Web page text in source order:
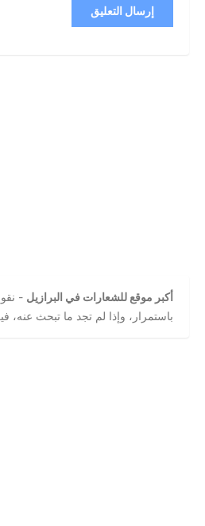
أكبر موقع للشعارات في البرازيل -
باستمرار، وإذا لم تجد ما تبحث عنه،